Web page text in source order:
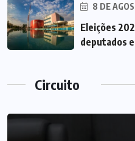
8 DE
Eleições
deputados
Circuito